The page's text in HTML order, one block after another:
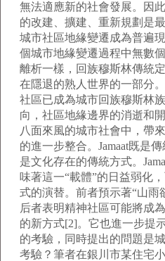
無法適應新的社會發展。因
的改建、擴建、重新規劃是
城市社區地緣變遷成為普遍
個城市地緣變遷過程中無數
離析一樣，回族穆斯林傳統
在隱退的熟人世界的一部分
社區已成為城市回族穆斯林
向，社區地緣邊界的消逝和
八面來風的城市社會中，帶
的進一步整合。Jamaat既是
是文化存在的傳統方式。
味著這一“載體”的日益弱化
式的演替。前者預示著“山雨
后者表明精神社區可能將成
的新方式[2]。它也進一步提
的考驗，同時提出的問題是
考驗？筆者在銀川市某住宅